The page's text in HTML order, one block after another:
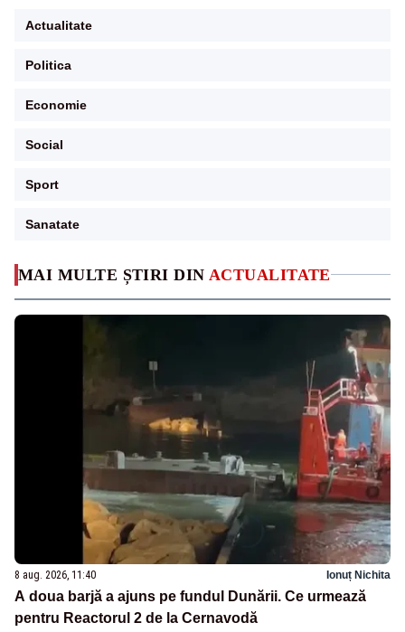
MAI MULTE ȘTIRI DIN ACTUALITATE
8 aug. 2026, 11:40 Ionuț Nichita
A doua barjă a ajuns pe fundul Dunării. Ce urmează
pentru Reactorul 2 de la Cernavodă
Actualitate
Politica
Economie
Social
Sport
Sanatate